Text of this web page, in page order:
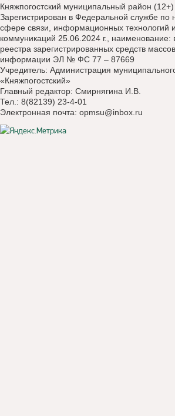
Княжпогостский муниципальный район (12+)
Зарегистрирован в Федеральной службе по
сфере связи, информационных технологий
коммуникаций 25.06.2024 г., наименование:
реестра зарегистрированных средств
информации ЭЛ № ФС 77 – 87669
Учредитель: Администрация
«Княжпогостский»
Главный редактор: Смирнягина И.В.
Тел.: 8(82139) 23-4-01
Электронная почта: opmsu@inbox.ru